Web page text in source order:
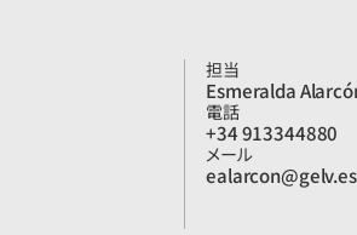
担当
Esmeralda
電話
+34 913344880
メール
ealarcon@gelv.es